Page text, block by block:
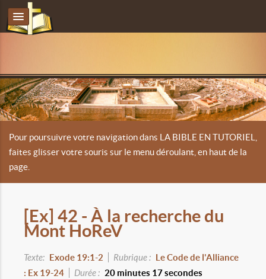
Pour poursuivre votre navigation dans LA BIBLE EN TUTORIEL,
faites glisser votre souris sur le menu déroulant, en haut de la
page.
[Ex] 42 - À la recherche du
Mont HoReV
Texte: Exode 19:1-2 Rubrique : Le Code de l'Alliance
: Ex 19-24
Durée : 20 minutes 17 secondes